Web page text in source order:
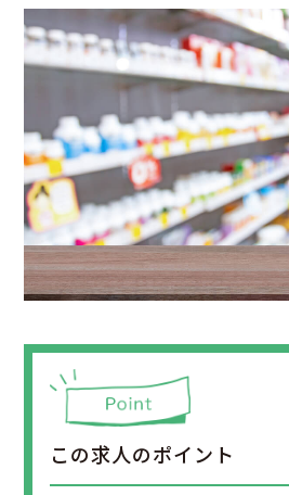
この求人のポイント